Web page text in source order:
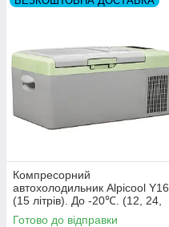
Компресорний
автохолодильник Alpicool Y16
(15 літрів). До -20℃. (12, 24,
220 вольт)
Готово до відправки